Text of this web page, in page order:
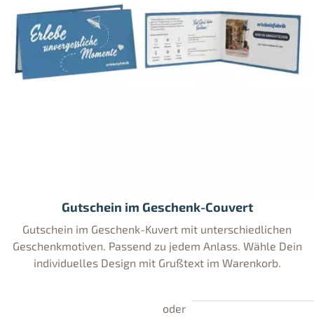
Gutschein im Geschenk-Couvert
Gutschein im Geschenk-Kuvert mit unterschiedlichen
Geschenkmotiven. Passend zu jedem Anlass. Wähle Dein
individuelles Design mit Grußtext im Warenkorb.